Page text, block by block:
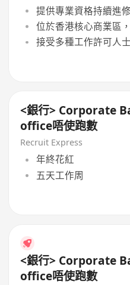
提供專業資格持續進
位於香港核心商業區
接受多種工作許可人
<銀行> Corporate
office唔使跑數
Recruit Express
年終花紅
五天工作周
<銀行> Corporate
office唔使跑數